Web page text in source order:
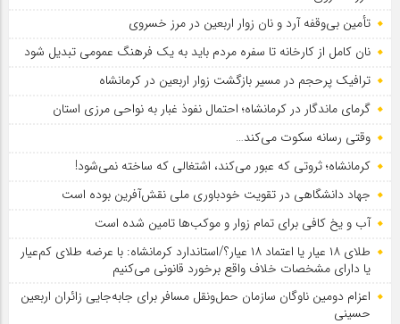
تأمین بی‌وقفه آرد و نان زوار اربعین در مرز خسروی
نان کامل از کارخانه تا سفره مردم باید به یک فرهنگ عمومی تبدیل شود
ترافیک پرحجم در مسیر بازگشت زوار اربعین در کرمانشاه
گرمای ماندگار در کرمانشاه؛ احتمال نفوذ غبار به نواحی مرزی استان
وقتی رسانه سکوت می‌کند…
کرمانشاه؛ ثروتی که عبور می‌کند، اشتغالی که ساخته نمی‌شود!
جهاد دانشگاهی در تقویت خودباوری ملی نقش‌آفرین بوده است
آب و یخ کافی برای تمام زوار و موکب‌ها تامین شده است
طلای ۱۸ عیار یا اعتماد ۱۸ عیار؟/استاندارد کرمانشاه: با عرضه طلای کم‌عیار
یا دارای مشخصات خلاف واقع برخورد قانونی می‌کنیم
اعزام دومین ناوگان سازمان حمل‌ونقل مسافر برای جابه‌جایی زائران اربعین
حسینی